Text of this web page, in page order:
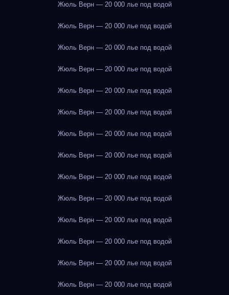
Жюль Верн — 20 000 лье под водой
Жюль Верн — 20 000 лье под водой
Жюль Верн — 20 000 лье под водой
Жюль Верн — 20 000 лье под водой
Жюль Верн — 20 000 лье под водой
Жюль Верн — 20 000 лье под водой
Жюль Верн — 20 000 лье под водой
Жюль Верн — 20 000 лье под водой
Жюль Верн — 20 000 лье под водой
Жюль Верн — 20 000 лье под водой
Жюль Верн — 20 000 лье под водой
Жюль Верн — 20 000 лье под водой
Жюль Верн — 20 000 лье под водой
Жюль Верн — 20 000 лье под водой